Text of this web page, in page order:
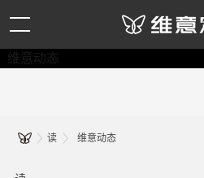
维意动态
读 维意动态